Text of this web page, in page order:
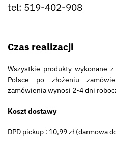
tel: 519-402-908
Czas realizacji
Wszystkie produkty wykonane
Polsce po złożeniu
zamówienia wynosi 2-4 dni
Koszt dostawy
DPD pickup : 10,99 zł (darmowa